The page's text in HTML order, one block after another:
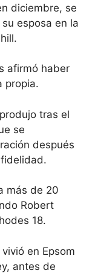
diciembre, se
esposa en la
afirmó haber
propia.
tras el
se
después
más de 20
Robert
18.
en Epsom
antes de